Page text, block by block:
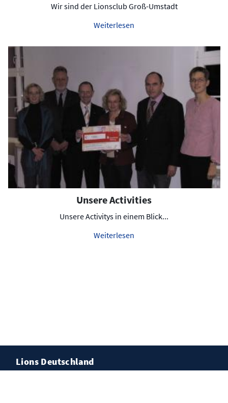
Wir sind der Lionsclub Groß-Umstadt
Weiterlesen
Unsere Activities
Unsere Activitys in einem Blick...
Weiterlesen
Lions Deutschland